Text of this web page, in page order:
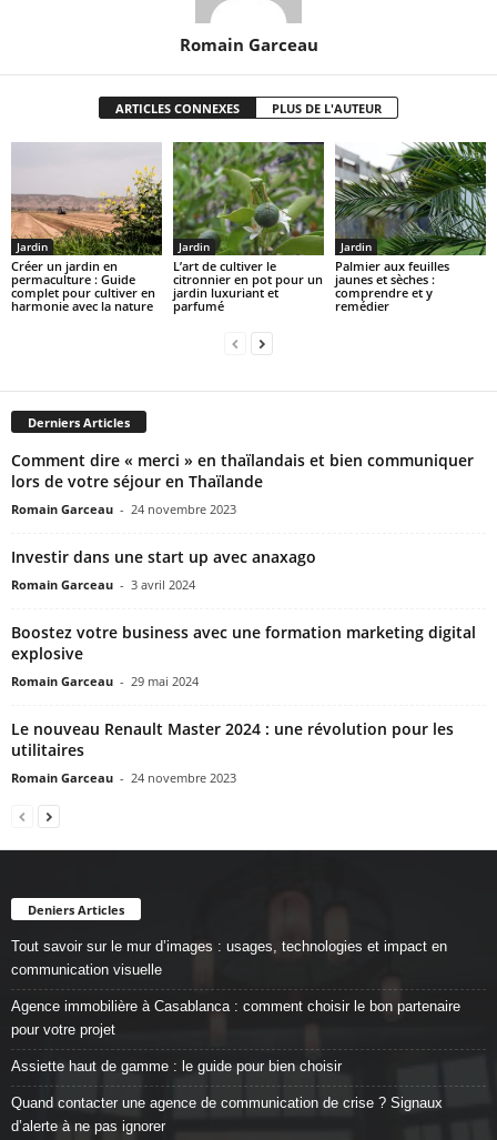
Romain Garceau
ARTICLES CONNEXES PLUS DE L'AUTEUR
Jardin
Créer un jardin en
permaculture : Guide
complet pour cultiver en
harmonie avec la nature
Jardin
L’art de cultiver le
citronnier en pot pour un
jardin luxuriant et
parfumé
Jardin
Palmier aux feuilles
jaunes et sèches :
comprendre et y
remédier
Derniers Articles
Comment dire « merci » en thaïlandais et bien communiquer
lors de votre séjour en Thaïlande
Romain Garceau - 24 novembre 2023
Investir dans une start up avec anaxago
Romain Garceau - 3 avril 2024
Boostez votre business avec une formation marketing digital
explosive
Romain Garceau - 29 mai 2024
Le nouveau Renault Master 2024 : une révolution pour les
utilitaires
Romain Garceau - 24 novembre 2023
Deniers Articles
Tout savoir sur le mur d’images : usages, technologies et impact en
communication visuelle
Agence immobilière à Casablanca : comment choisir le bon partenaire
pour votre projet
Assiette haut de gamme : le guide pour bien choisir
Quand contacter une agence de communication de crise ? Signaux
d’alerte à ne pas ignorer